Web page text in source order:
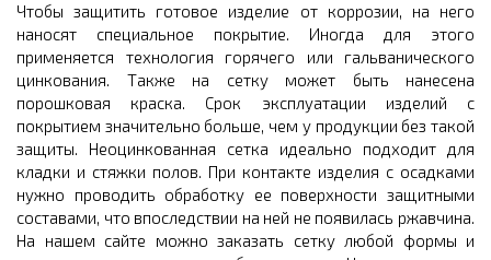
Чтобы защитить готовое изделие от коррозии, на него
наносят специальное покрытие. Иногда для этого
применяется технология горячего или гальванического
цинкования. Также на сетку может быть нанесена
порошковая краска. Срок эксплуатации изделий с
покрытием значительно больше, чем у продукции без такой
защиты. Неоцинкованная сетка идеально подходит для
кладки и стяжки полов. При контакте изделия с осадками
нужно проводить обработку ее поверхности защитными
составами, что впоследствии на ней не появилась ржавчина.
На нашем сайте можно заказать сетку любой формы и